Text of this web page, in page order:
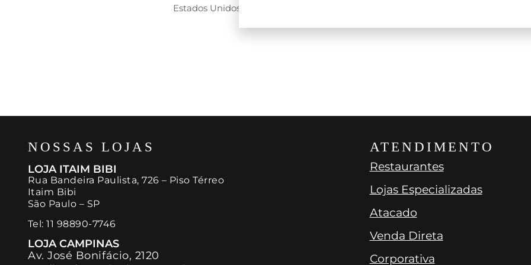
Estados Unidos
NOSSAS LOJAS
LOJA ITAIM BIBI
Rua Bandeira Paulista, 726 – Piso Térreo
Itaim Bibi
São Paulo – SP
Tel:11 98890-7746
LOJA CAMPINAS
Av. José Bonifácio, 2120
ATENDIMENTO
Restaurantes
Lojas Especializadas
Atacado
Venda Direta
Corporativa